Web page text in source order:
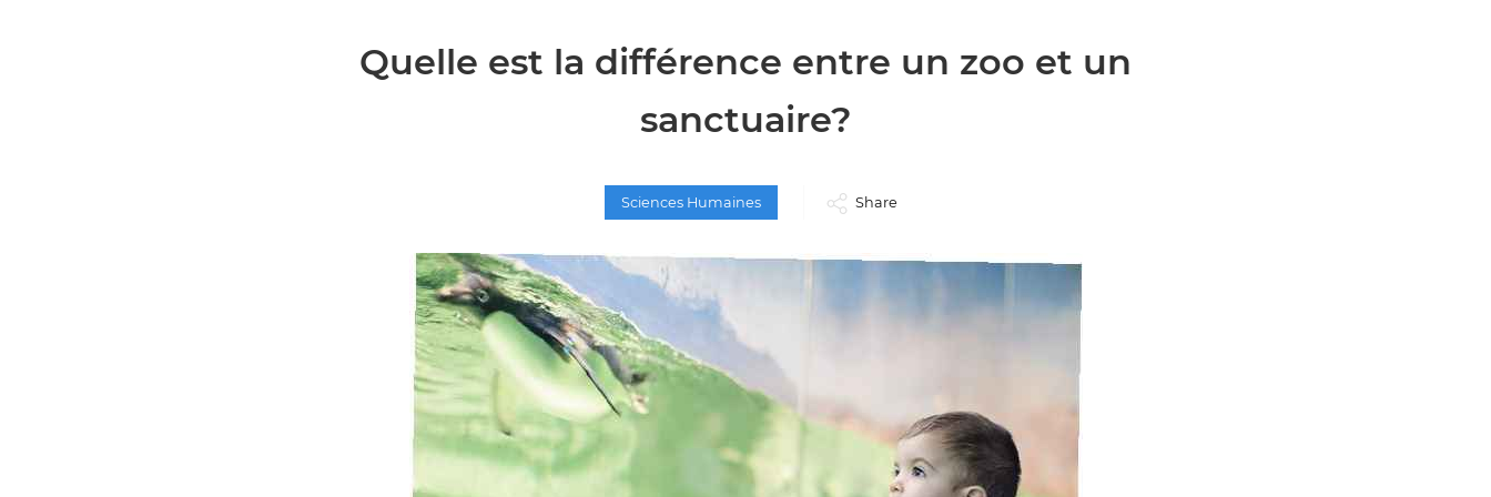
Quelle est la différence entre un zoo et un
sanctuaire?
Sciences Humaines Share